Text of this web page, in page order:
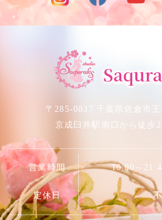
〒285-0837 千葉県佐倉市王
京成臼井駅南口から徒歩
営業時間 10:00～
定休日